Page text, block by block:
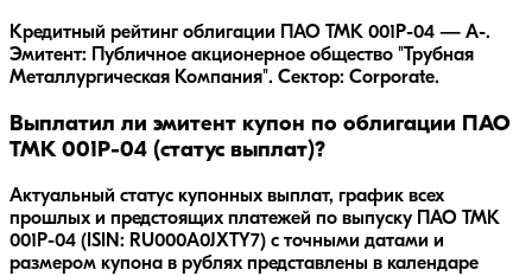
Кредитный рейтинг облигации ПАО ТМК 001P-04 — A-.
Эмитент: Публичное акционерное общество "Трубная
Металлургическая Компания". Сектор: Corporate.
Выплатил ли эмитент купон по облигации ПАО
ТМК 001P-04 (статус выплат)?
Актуальный статус купонных выплат, график всех
прошлых и предстоящих платежей по выпуску ПАО ТМК
001P-04 (ISIN: RU000A0JXTY7) с точными датами и
размером купона в рублях представлены в календаре